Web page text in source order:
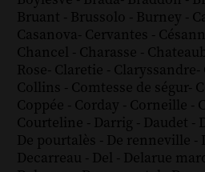
Bruant - Brussolo - Burney -
Casanova- Cervantes -
Chancel - Charasse -
Rose- Claretie - Claryssandre-
Collins - Comtesse de ségur-
Coppée - Corday - Corneille -
Courteline - Darrig - Daudet -
De pourtalès - De renneville -
Decarreau - Del - Delarue